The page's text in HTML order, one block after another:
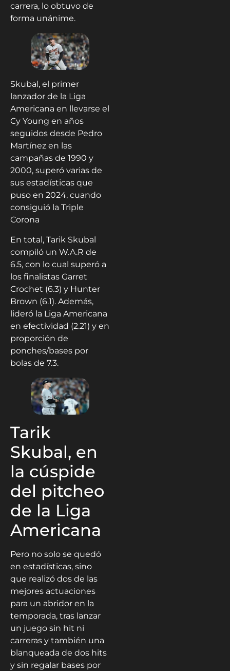
carrera, lo obtuvo de
forma unánime.
Skubal, el primer
lanzador de la Liga
Americana en llevarse el
Cy Young en años
seguidos desde Pedro
Martínez en las
campañas de 1990 y
2000, superó varias de
sus estadísticas que
puso en 2024, cuando
consiguió la Triple
Corona
En total, Tarik Skubal
compiló un W.A.R de
6.5, con lo cual superó a
los finalistas Garret
Crochet (6.3) y Hunter
Brown (6.1). Además,
lideró la Liga Americana
en efectividad (2.21) y en
proporción de
ponches/bases por
bolas de 7.3.
Tarik
Skubal, en
la cúspide
del pitcheo
de la Liga
Americana
Pero no solo se quedó
en estadísticas, sino
que realizó dos de las
mejores actuaciones
para un abridor en la
temporada, tras lanzar
un juego sin hit ni
carreras y también una
blanqueada de dos hits
y sin regalar bases por